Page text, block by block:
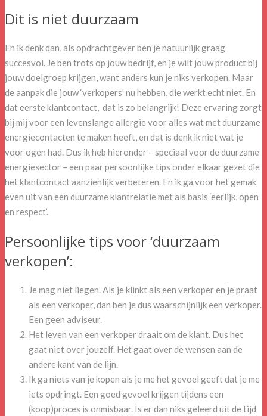
Dit is niet duurzaam
En ik denk dan, als opdrachtgever ben je natuurlijk graag
succesvol. Je ben trots op jouw bedrijf, en je wilt jouw product bij
jouw doelgroep krijgen, want anders kun je niks verkopen. Maar
de aanpak die jouw ‘verkopers’ nu hebben, die werkt echt niet. En
dat eerste klantcontact, dat is zo belangrijk! Deze ervaring zorgt
bij mij voor een levenslange allergie voor alles wat met duurzame
energiecontacten te maken heeft, en dat is denk ik niet wat je
voor ogen had. Dus ik heb hieronder – speciaal voor de duurzame
energiesector – een paar persoonlijke tips onder elkaar gezet die
het klantcontact aanzienlijk verbeteren. En ik ga voor het gemak
even uit van een duurzame klantrelatie met als basis ‘eerlijk, open
en respect’.
Persoonlijke tips voor ‘duurzaam
verkopen’:
Je mag niet liegen. Als je klinkt als een verkoper en je praat
als een verkoper, dan ben je dus waarschijnlijk een verkoper.
Een geen adviseur.
Het leven van een verkoper draait om de klant. Dus het
gaat niet over jouzelf. Het gaat over de wensen aan de
andere kant van de lijn.
Ik ga niets van je kopen als je me het gevoel geeft dat je me
iets opdringt. Een goed gevoel krijgen tijdens een
(koop)proces is onmisbaar. Is er dan niks geleerd uit de tijd